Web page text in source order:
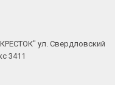
ул. Свердловский
3411